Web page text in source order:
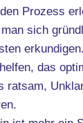
Prozess
sich
das
ratsam,